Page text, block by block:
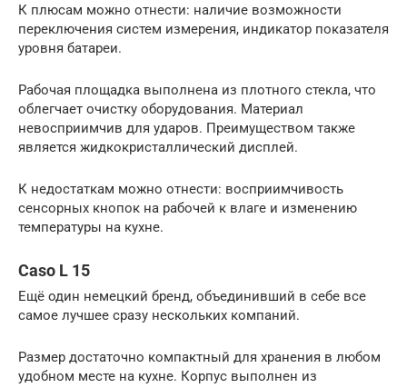
К плюсам можно отнести: наличие возможности
переключения систем измерения, индикатор показателя
уровня батареи.
Рабочая площадка выполнена из плотного стекла, что
облегчает очистку оборудования. Материал
невосприимчив для ударов. Преимуществом также
является жидкокристаллический дисплей.
К недостаткам можно отнести: восприимчивость
сенсорных кнопок на рабочей к влаге и изменению
температуры на кухне.
Caso L 15
Ещё один немецкий бренд, объединивший в себе все
самое лучшее сразу нескольких компаний.
Размер достаточно компактный для хранения в любом
удобном месте на кухне. Корпус выполнен из